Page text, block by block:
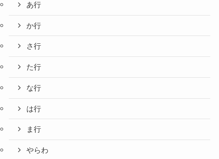
あ行
か行
さ行
た行
な行
は行
ま行
やらわ